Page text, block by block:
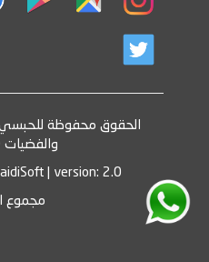
الحقوق محفوظة للحبسي
والفضيات ©
| version: 2.0
مجموع